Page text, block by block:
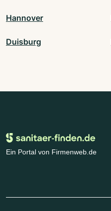
Hannover
Duisburg
Ein Portal von Firmenweb.de